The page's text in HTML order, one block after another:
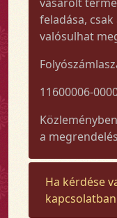
feladása,
valósulhat
11600006-
a
Ha kérdése